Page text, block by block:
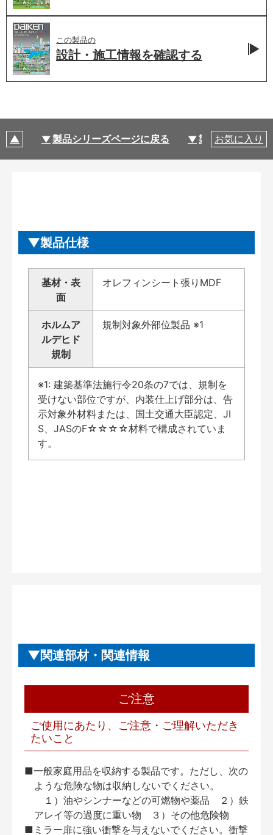
この製品の
設計・施工情報を確認する
製品シリーズページに戻る 製品仕様
お気に入り
製品仕様
基材・表
面
オレフィンシート張りMDF
ホルムア
ルデヒド
規制
規制対象外部位製品 ※1
※1: 建築基準法施行令20条の7では、規制を
受けない部位ですが、内装仕上げ部分は、告
示対象外材料または、国土交通大臣認定、JI
S、JASのF☆☆☆☆材料で構成されていま
す。
関連部材・関連情報
ご注意
ご使用にあたり、ご注意・ご理解いただき
たいこと
■一般家庭用品を収納する製品です。ただし、次の
ような危険な物は収納しないでください。
１）油やシンナーなどの可燃物や薬品 ２）鉄
アレイ等の過度に重い物 ３）その他危険物
■ミラー扉に強い衝撃を与えないでください。衝撃